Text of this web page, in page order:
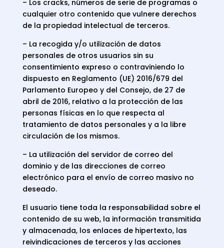
– Los cracks, números de serie de programas o
cualquier otro contenido que vulnere derechos
de la propiedad intelectual de terceros.
– La recogida y/o utilización de datos
personales de otros usuarios sin su
consentimiento expreso o contraviniendo lo
dispuesto en Reglamento (UE) 2016/679 del
Parlamento Europeo y del Consejo, de 27 de
abril de 2016, relativo a la protección de las
personas físicas en lo que respecta al
tratamiento de datos personales y a la libre
circulación de los mismos.
– La utilización del servidor de correo del
dominio y de las direcciones de correo
electrónico para el envío de correo masivo no
deseado.
El usuario tiene toda la responsabilidad sobre el
contenido de su web, la información transmitida
y almacenada, los enlaces de hipertexto, las
reivindicaciones de terceros y las acciones